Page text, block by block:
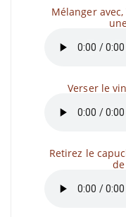
Mélanger
Verser le
Retirez le